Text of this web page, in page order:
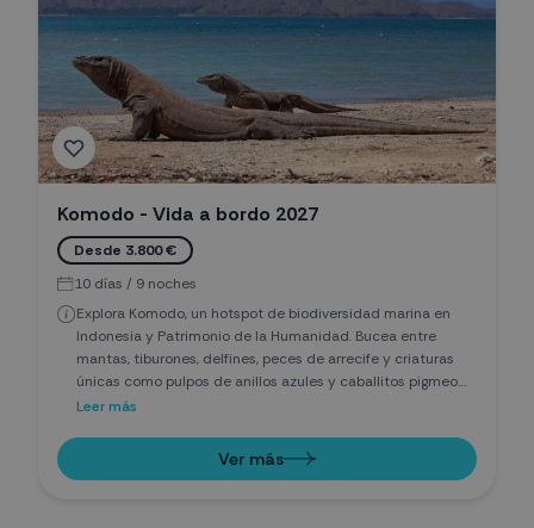
Komodo - Vida a bordo 2027
Desde 3.800 €
10 días / 9 noches
Explora Komodo, un hotspot de biodiversidad marina en
Indonesia y Patrimonio de la Humanidad. Bucea entre
mantas, tiburones, delfines, peces de arrecife y criaturas
únicas como pulpos de anillos azules y caballitos pigmeo.
Descubre arrecifes vibrantes y el impresionante dragón de
aventura submarina y terrestre inolvidable!
Leer más
Ver más